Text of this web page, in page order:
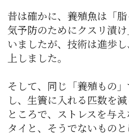
昔は確かに、養殖魚は「
気予防のためにクスリ漬
いましたが、技術は進歩
上しました。
そして、同じ「養殖もの
し、生簀に入れる匹数を
ところで、ストレスを与
タイと、そうでないもの